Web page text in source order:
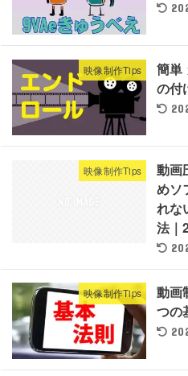
映像制作Tips
簡単
の付
映像制作Tips
動画
めソ
れな
法｜
映像制作Tips
動画
つの